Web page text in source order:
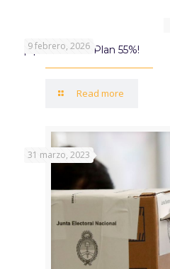
9 febrero, 2026
¡Aprovechá el Plan 55%!
Read more
31 marzo, 2023